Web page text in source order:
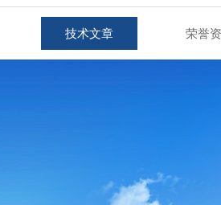
技术文章 荣誉